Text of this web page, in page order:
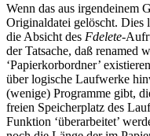
Wenn das aus irgendeinem
Originaldatei gelöscht. Dies
die Absicht des Fdelete-
der Tatsache, daß renamed
‘Papierkorbordner’
über logische Laufwerke
(wenige) Programme gibt,
freien Speicherplatz des
Funktion ‘überarbeitet’